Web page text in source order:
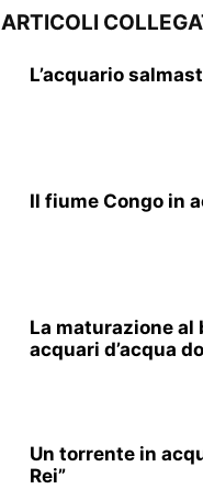
ARTICOLI
L’acquario
Il fiume Congo in
La maturazione al
acquari d’acqua
Un torrente in
Rei”